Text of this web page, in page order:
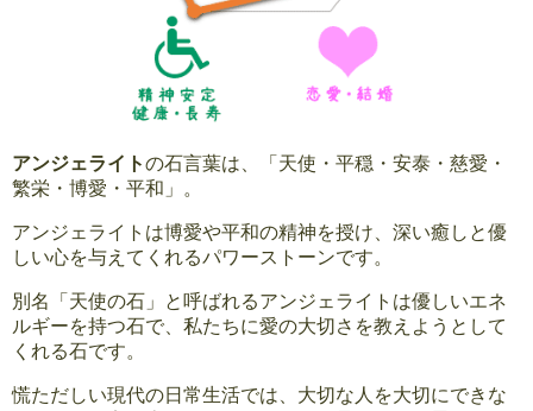
アンジェライトの石言葉は、「天使・平穏・安泰・慈愛・
繁栄・博愛・平和」。
アンジェライトは博愛や平和の精神を授け、深い癒しと優
しい心を与えてくれるパワーストーンです。
別名「天使の石」と呼ばれるアンジェライトは優しいエネ
ルギーを持つ石で、私たちに愛の大切さを教えようとして
くれる石です。
慌ただしい現代の日常生活では、大切な人を大切にできな